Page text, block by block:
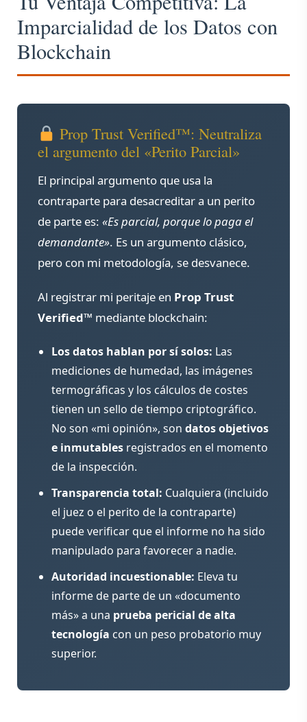
Imparcialidad de los Datos con
Blockchain
Prop Trust Verified™: Neutraliza
el argumento del «Perito Parcial»
El principal argumento que usa la
contraparte para desacreditar a un perito
de parte es: «Es parcial, porque lo paga el
demandante». Es un argumento clásico,
pero con mi metodología, se desvanece.
Al registrar mi peritaje en Prop Trust
Verified™ mediante blockchain:
Los datos hablan por sí solos: Las
mediciones de humedad, las imágenes
termográficas y los cálculos de costes
tienen un sello de tiempo criptográfico.
No son «mi opinión», son datos objetivos
e inmutables registrados en el momento
de la inspección.
Transparencia total: Cualquiera (incluido
el juez o el perito de la contraparte)
puede verificar que el informe no ha sido
manipulado para favorecer a nadie.
Autoridad incuestionable: Eleva tu
informe de parte de un «documento
más» a una prueba pericial de alta
tecnología con un peso probatorio muy
superior.